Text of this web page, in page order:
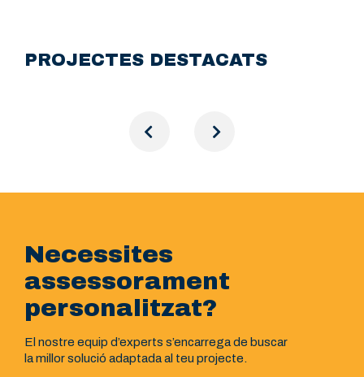
PROJECTES DESTACATS
Necessites
assessorament
personalitzat?
El nostre equip d’experts s’encarrega de buscar
la millor solució adaptada al teu projecte.